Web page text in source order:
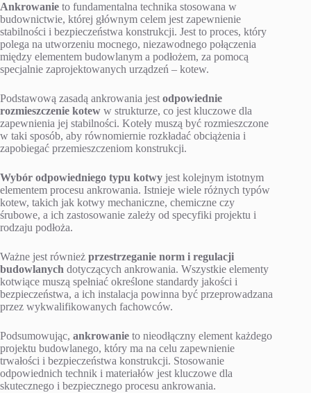
Ankrowanie to fundamentalna technika stosowana w
budownictwie, której głównym celem jest zapewnienie
stabilności i bezpieczeństwa konstrukcji. Jest to proces, który
polega na utworzeniu mocnego, niezawodnego połączenia
między elementem budowlanym a podłożem, za pomocą
specjalnie zaprojektowanych urządzeń – kotew.
Podstawową zasadą ankrowania jest odpowiednie
rozmieszczenie kotew w strukturze, co jest kluczowe dla
zapewnienia jej stabilności. Koteły muszą być rozmieszczone
w taki sposób, aby równomiernie rozkładać obciążenia i
zapobiegać przemieszczeniom konstrukcji.
Wybór odpowiedniego typu kotwy jest kolejnym istotnym
elementem procesu ankrowania. Istnieje wiele różnych typów
kotew, takich jak kotwy mechaniczne, chemiczne czy
śrubowe, a ich zastosowanie zależy od specyfiki projektu i
rodzaju podłoża.
Ważne jest również przestrzeganie norm i regulacji
budowlanych dotyczących ankrowania. Wszystkie elementy
kotwiące muszą spełniać określone standardy jakości i
bezpieczeństwa, a ich instalacja powinna być przeprowadzana
przez wykwalifikowanych fachowców.
Podsumowując, ankrowanie to nieodłączny element każdego
projektu budowlanego, który ma na celu zapewnienie
trwałości i bezpieczeństwa konstrukcji. Stosowanie
odpowiednich technik i materiałów jest kluczowe dla
skutecznego i bezpiecznego procesu ankrowania.